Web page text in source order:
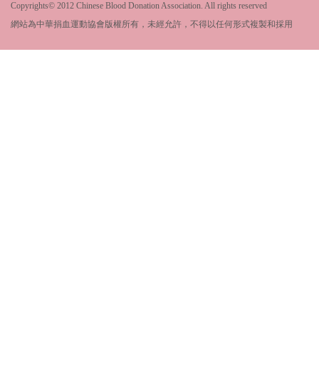
Copyrights© 2012 Chinese Blood Donation Association. All rights reserved
網站為中華捐血運動協會版權所有，未經允許，不得以任何形式複製和採用